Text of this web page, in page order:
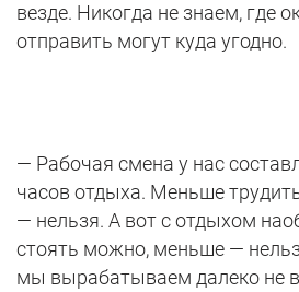
везде. Никогда не знаем, где
отправить могут куда угодно.
— Рабочая смена у нас
часов отдыха. Меньше
— нельзя. А вот с отдыхом
стоять можно, меньше —
мы вырабатываем далеко не